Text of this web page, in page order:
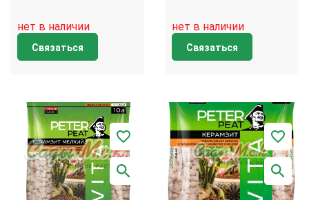
нет в наличии
Связаться
нет в наличии
Связаться